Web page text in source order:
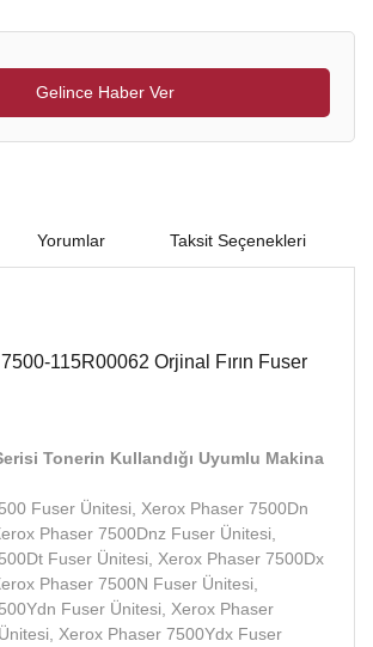
Gelince Haber Ver
Yorumlar Taksit Seçenekleri
115R00062 Orjinal Fırın Fuser
Tonerin Kullandığı Uyumlu Makina
Fuser Ünitesi, Xerox Phaser 7500Dn
Phaser 7500Dnz Fuser Ünitesi,
Fuser Ünitesi, Xerox Phaser 7500Dx
Phaser 7500N Fuser Ünitesi,
Fuser Ünitesi, Xerox Phaser
Xerox Phaser 7500Ydx Fuser